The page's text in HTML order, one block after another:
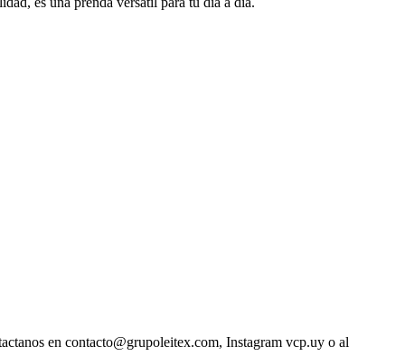
en contacto@grupoleitex.com, Instagram vcp.uy o al